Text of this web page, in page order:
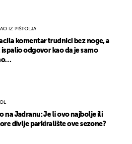
IZ PIŠTOLJA
komentar trudnici bez noge, a
odgovor kao da je samo
na Jadranu: Je li ovo najbolje ili
divlje parkiralište ove sezone?